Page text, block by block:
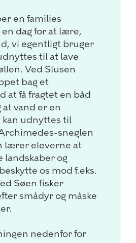
en families
dag for at lære,
vi egentligt bruger
til at lave
Ved Slusen
bag et
at få fragtet en båd
vand er en
kan udnyttes til
sneglen
lærer eleverne at
landskaber og
os mod f.eks.
Søen fisker
smådyr og måske
nedenfor for